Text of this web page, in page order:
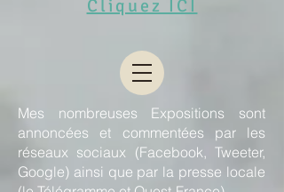
Cliquez ICI
Mes nombreuses Expositions sont
annoncées et commentées par les
réseaux sociaux (Facebook, Tweeter,
Google) ainsi que par la presse locale